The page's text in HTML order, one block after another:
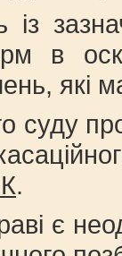
в
які
суду
.
є